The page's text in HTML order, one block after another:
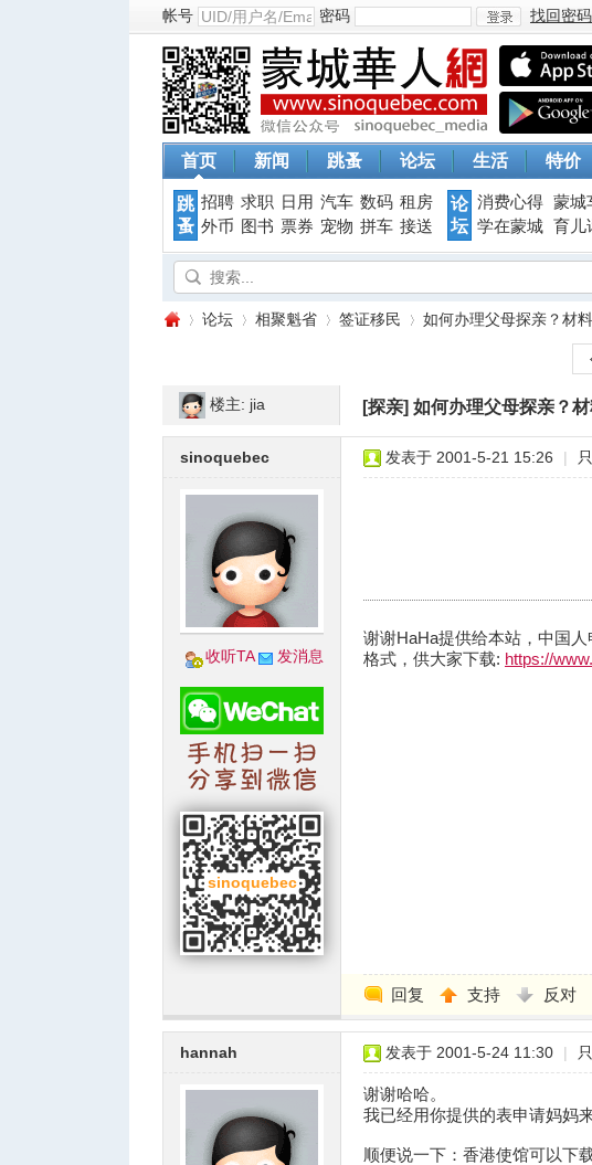
帐号 密码
登
找回密码
首页 新闻 跳蚤 论坛 生活 特价
跳
蚤
招聘 求职 日用 汽车 数码 租房
外币
图书 票券 宠物 拼车 接送
论
坛
消费心得 蒙城
学在蒙城 育儿
»
论坛
›
相聚魁省 签证移民
›
如何办理父母探亲？材
楼主: jia [探亲] 如何办理父母探亲？
sinoquebec
收听TA 发消息
发表于 2001-5-21 15:26 |
谢谢HaHa提供给本站，中国
格式，供大家下载: https://
回复 支持 反对
hannah 发表于 2001-5-24 11:30 |
谢谢哈哈。
我已经用你提供的表申请妈妈
顺便说一下：香港使馆可以下